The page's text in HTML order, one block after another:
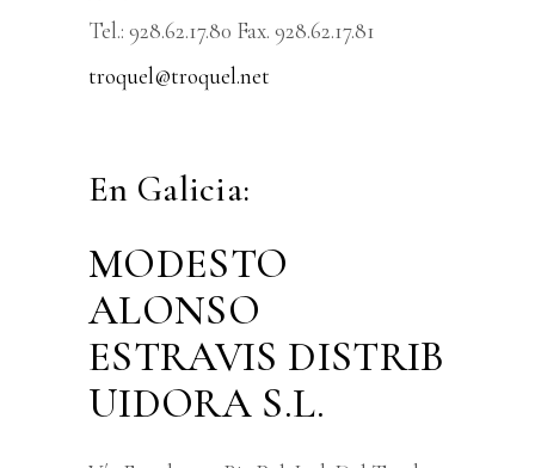
Tel.: 928.62.17.80 Fax. 928.62.17.81
troquel@troquel.net
En Galicia:
MODESTO
ALONSO
ESTRAVIS DISTRIB
UIDORA S.L.